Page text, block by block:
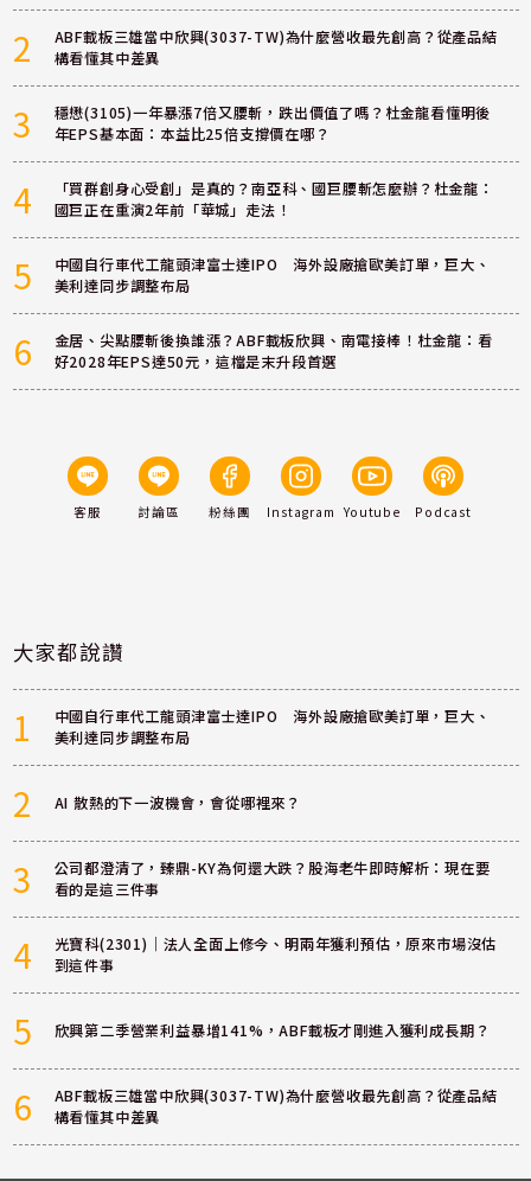
2
ABF載板三雄當中欣興(3037-TW)為什麼營收最先創高？從產品結
構看懂其中差異
3
穩懋(3105)一年暴漲7倍又腰斬，跌出價值了嗎？杜金龍看懂明後
年EPS基本面：本益比25倍支撐價在哪？
4
「買群創身心受創」是真的？南亞科、國巨腰斬怎麼辦？杜金龍：
國巨正在重演2年前「華城」走法！
5
中國自行車代工龍頭津富士達IPO 海外設廠搶歐美訂單，巨大、
美利達同步調整布局
6
金居、尖點腰斬後換誰漲？ABF載板欣興、南電接棒！杜金龍：看
好2028年EPS達50元，這檔是末升段首選
客服 討論區 粉絲團 Instagram Youtube Podcast
大家都說讚
1
中國自行車代工龍頭津富士達IPO 海外設廠搶歐美訂單，巨大、
美利達同步調整布局
2 AI 散熱的下一波機會，會從哪裡來？
3
公司都澄清了，臻鼎-KY為何還大跌？股海老牛即時解析：現在要
看的是這三件事
4
光寶科(2301)｜法人全面上修今、明兩年獲利預估，原來市場沒估
到這件事
5 欣興第二季營業利益暴增141%，ABF載板才剛進入獲利成長期？
6
ABF載板三雄當中欣興(3037-TW)為什麼營收最先創高？從產品結
構看懂其中差異